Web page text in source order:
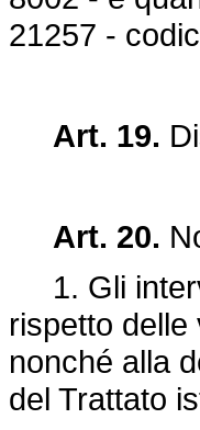
21257 -
Art. 19.
Art. 20.
1. Gli
rispetto
nonché alla
del Trattato